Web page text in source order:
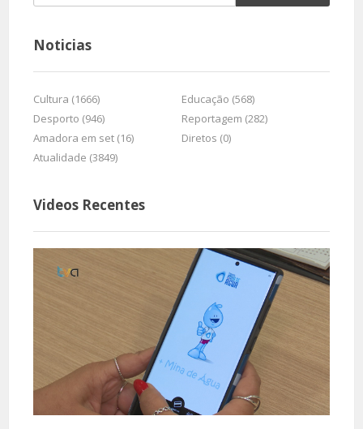
Noticias
Cultura (1666)
Educação (568)
Desporto (946)
Reportagem (282)
Amadora em set (16)
Diretos (0)
Atualidade (3849)
Videos Recentes